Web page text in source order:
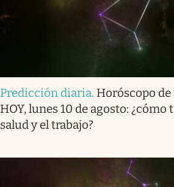
Predicción diaria. Horóscopo
HOY, lunes 10 de agosto: ¿cómo
salud y el trabajo?